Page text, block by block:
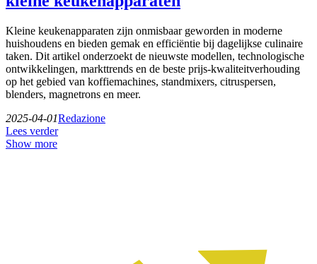
Kleine keukenapparaten zijn onmisbaar geworden in moderne
huishoudens en bieden gemak en efficiëntie bij dagelijkse culinaire
taken. Dit artikel onderzoekt de nieuwste modellen, technologische
ontwikkelingen, markttrends en de beste prijs-kwaliteitverhouding
op het gebied van koffiemachines, standmixers, citruspersen,
blenders, magnetrons en meer.
2025-04-01Redazione
Lees verder
Show more